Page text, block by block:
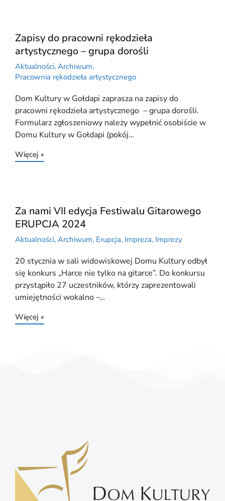
Zapisy do pracowni rękodzieła
artystycznego – grupa dorośli
Aktualności, Archiwum,
Pracownia rękodzieła artystycznego
Dom Kultury w Gołdapi zaprasza na zapisy do
pracowni rękodzieła artystycznego – grupa dorośli.
Formularz zgłoszeniowy należy wypełnić osobiście w
Domu Kultury w Gołdapi (pokój…
Więcej »
Za nami VII edycja Festiwalu Gitarowego
ERUPCJA 2024
Aktualności, Archiwum, Erupcja, Impreza, Imprezy
20 stycznia w sali widowiskowej Domu Kultury odbył
się konkurs „Harce nie tylko na gitarce”. Do konkursu
przystąpiło 27 uczestników, którzy zaprezentowali
umiejętności wokalno –…
Więcej »